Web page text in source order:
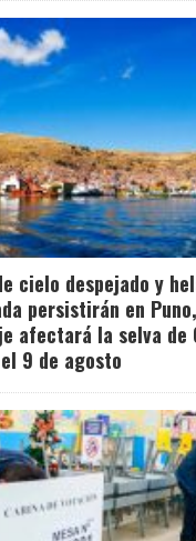
cielo despejado y
persistirán en
afectará la selva de
9 de agosto